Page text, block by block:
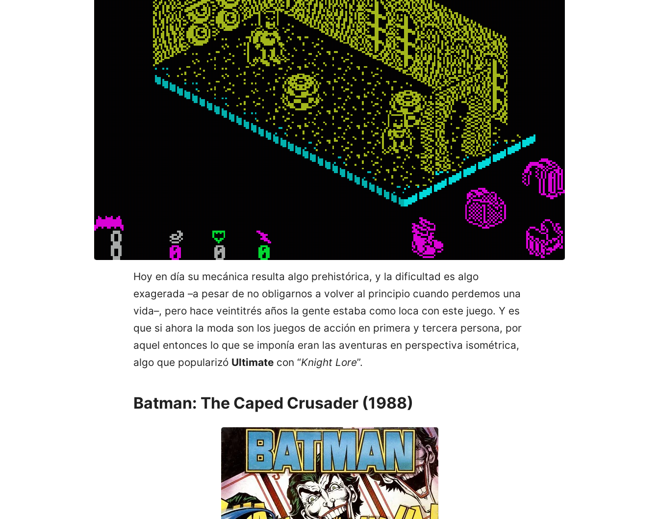
Hoy en día su mecánica resulta algo prehistórica, y la dificultad es algo
exagerada –a pesar de no obligarnos a volver al principio cuando perdemos una
vida–, pero hace veintitrés años la gente estaba como loca con este juego. Y es
que si ahora la moda son los juegos de acción en primera y tercera persona, por
aquel entonces lo que se imponía eran las aventuras en perspectiva isométrica,
algo que popularizó Ultimate con “Knight Lore”.
Batman: The Caped Crusader (1988)